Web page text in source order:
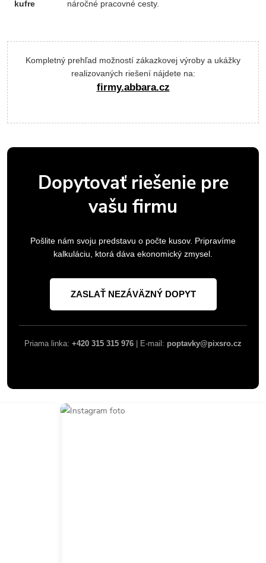
kufre náročné pracovné cesty.
Kompletný prehľad možností zákazkovej výroby a ukážky
realizovaných riešení nájdete na:
firmy.abbara.cz
Dopytovať riešenie pre
vašu firmu
Pošlite nám svoju predstavu o počte kusov. Pripravíme
kalkuláciu, ktorá dáva ekonomický zmysel.
ZASLAŤ NEZÁVÄZNÝ DOPYT
Priama linka: +420 315 315 976 | E-mail: poptavky@pixsro.cz